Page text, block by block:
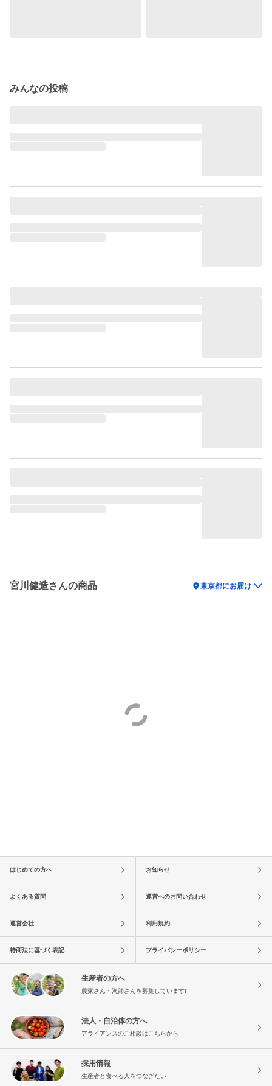
みんなの投稿
宮川健造さんの商品 location_on東京都にお届け
はじめての方へ お知らせ
よくある質問 運営へのお問い合わせ
運営会社 利用規約
特商法に基づく表記 プライバシーポリシー
生産者の方へ
農家さん・漁師さんを募集しています!
法人・自治体の方へ
アライアンスのご相談はこちらから
採用情報
生産者と食べる人をつなぎたい